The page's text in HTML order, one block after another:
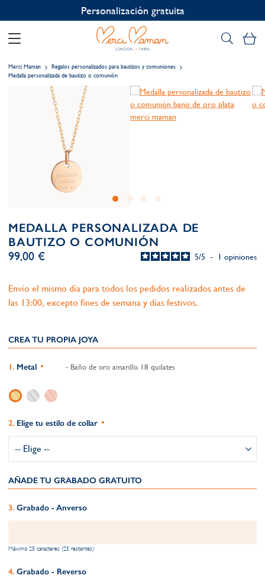
Personalización gratuita
Merci Maman
Regalos personalizados para bautizos y comuniones
Medalla personalizada de bautizo o comunión
MEDALLA PERSONALIZADA DE
BAUTIZO O COMUNIÓN
5/5 - 1 opiniones
99,00 €
Envío el mismo día para todos los pedidos realizados antes de
las 13:00, excepto fines de semana y días festivos.
CREA TU PROPIA JOYA
Metal - Baño de oro amarillo 18 quilates
Elige tu estilo de collar
AÑADE TU GRABADO GRATUITO​
Grabado - Anverso
Máximo 25 caracteres (25 restantes)
Grabado - Reverso